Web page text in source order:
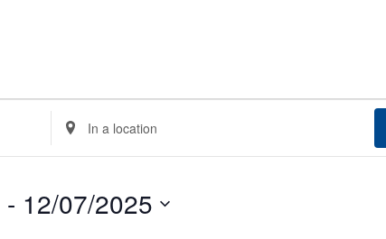
Enter
Location.
Search
Events
by
- 12/07/2025